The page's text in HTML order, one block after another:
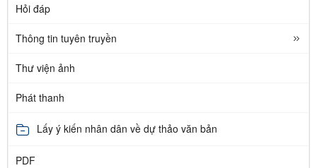
Hỏi đáp
Thông tin tuyên truyền
Thư viện ảnh
Phát thanh
Lấy ý kiến nhân dân về dự thảo văn bản
PDF